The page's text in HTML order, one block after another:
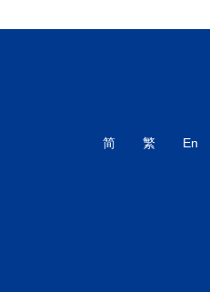
简 繁 En